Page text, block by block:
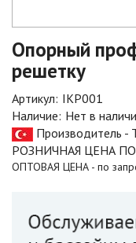
Опорный
решетку
Артикул: IKP001
Наличие: Нет в
Производитель -
РОЗНИЧНАЯ ЦЕНА
ОПТОВАЯ ЦЕНА - по